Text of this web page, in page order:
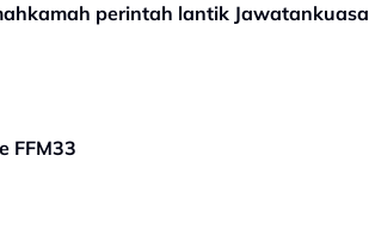
perintah lantik Jawatankuasa
FFM33